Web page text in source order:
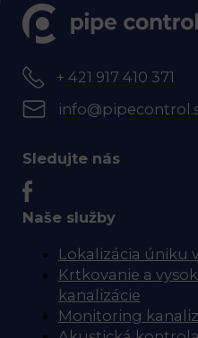
+ 421 917 410 371
Sledujte nás
Naše služby
Lokalizácia úniku
Krtkovanie a
kanalizácie
Monitoring